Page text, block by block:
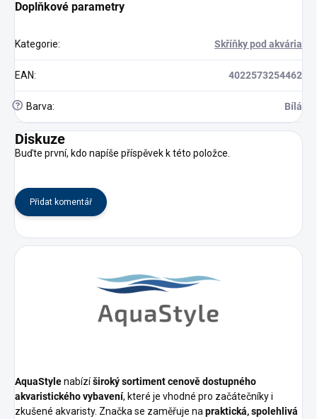
Doplňkové parametry
Kategorie: Skříňky pod akvária
EAN: 4022573254462
? Barva: Bílá
Diskuze
Buďte první, kdo napíše příspěvek k této položce.
Přidat komentář
AquaStylenabízíširoký sortiment cenově dostupného
akvaristického vybavení, které je vhodné pro začátečníky i
zkušené akvaristy. Značka se zaměřuje na praktická, spolehlivá